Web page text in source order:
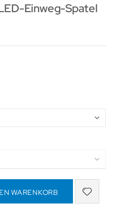
Einweg-Spatel
WARENKORB